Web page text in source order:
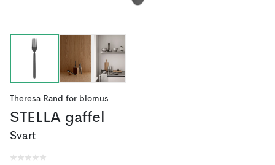
Theresa Rand for blomus
STELLA gaffel
Svart